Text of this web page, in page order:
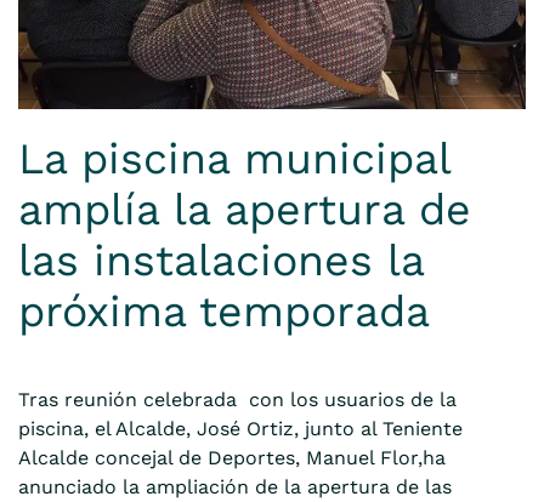
La piscina municipal
amplía la apertura de
las instalaciones la
próxima temporada
Tras reunión celebrada con los usuarios de la
piscina, el Alcalde, José Ortiz, junto al Teniente
Alcalde concejal de Deportes, Manuel Flor,ha
anunciado la ampliación de la apertura de las